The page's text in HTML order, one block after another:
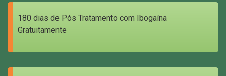
180 dias de Pós Tratamento com Ibogaína
Gratuitamente